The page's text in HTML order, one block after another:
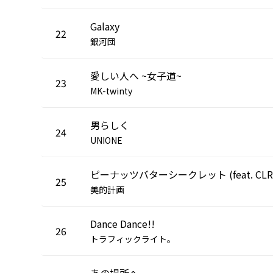
22 Galaxy
銀河団
23 愛しい人へ ~女子道~
MK-twinty
24 男らしく
UNIONE
25 ピーナッツバターシークレット (feat.
美的計画
26 Dance Dance!!
トラフィックライト。